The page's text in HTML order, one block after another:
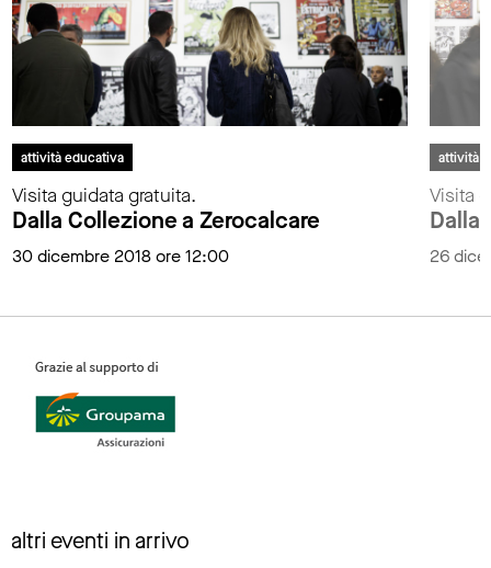
attività educativa
Visita guidata gratuita.
Dalla Collezione a Zerocalcare
30 dicembre 2018 ore 12:00
attività
Visita
Dalla
26
altri eventi in arrivo